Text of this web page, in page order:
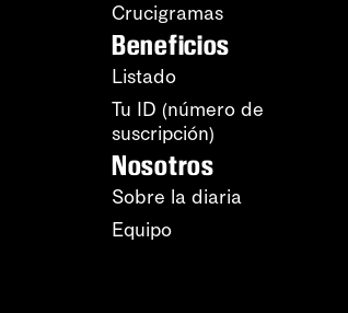
Crucigramas
Beneficios
Listado
Tu ID (número de
suscripción)
Nosotros
Sobre la diaria
Equipo